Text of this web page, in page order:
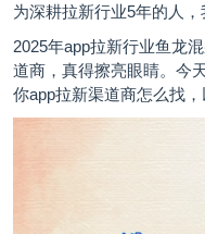
为深耕拉新行业5年的人，
2025年app拉新行业鱼龙
道商，真得擦亮眼睛。今
你app拉新渠道商怎么找，